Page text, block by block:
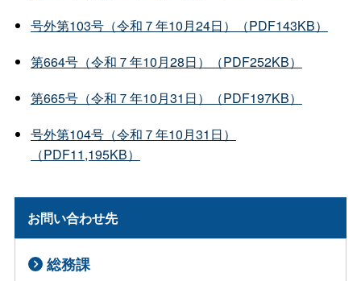
号外第103号（令和７年10月24日）（PDF143KB）
第664号（令和７年10月28日）（PDF252KB）
第665号（令和７年10月31日）（PDF197KB）
号外第104号（令和７年10月31日）
（PDF11,195KB）
お問い合わせ先
総務課